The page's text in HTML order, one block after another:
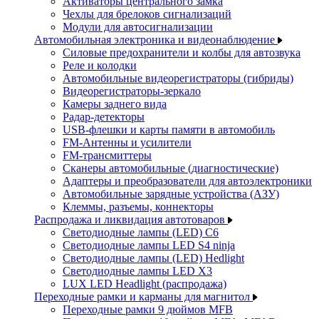
Чехлы для брелоков сигнализаций
Модули для автосигнализации
Автомобильная электроника и видеонаблюдение
Силовые предохранители и колбы для автозвука
Реле и колодки
Автомобильные видеорегистраторы (гибриды)
Видеорегистраторы-зеркало
Камеры заднего вида
Радар-детекторы
USB-флешки и карты памяти в автомобиль
FM-Антенны и усилители
FM-трансмиттеры
Сканеры автомобильные (диагностические)
Адаптеры и преобразователи для автоэлектроники
Автомобильные зарядные устройства (АЗУ)
Клеммы, разъемы, коннекторы
Распродажа и ликвидация автотоваров
Светодиодные лампы (LED) C6
Светодиодные лампы LED S4 ninja
Светодиодные лампы (LED) Hedlight
Светодиодные лампы LED X3
LUX LED Headlight (распродажа)
Переходные рамки и карманы для магнитол
Переходные рамки 9 дюймов MFB